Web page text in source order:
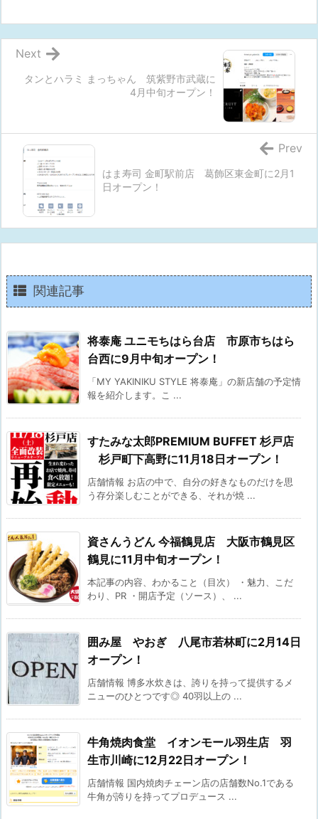
タンとハラミ まっちゃん 筑紫野市武蔵に
4月中旬オープン！
Next
はま寿司 金町駅前店 葛飾区東金町に2月1
日オープン！
Prev
関連記事
将泰庵 ユニモちはら台店 市原市ちはら
台西に9月中旬オープン！
「MY YAKINIKU STYLE 将泰庵」の新店舗の予定情
報を紹介します。こ ...
すたみな太郎PREMIUM BUFFET 杉戸店
杉戸町下高野に11月18日オープン！
店舗情報 お店の中で、自分の好きなものだけを思
う存分楽しむことができる、それが焼 ...
資さんうどん 今福鶴見店 大阪市鶴見区
鶴見に11月中旬オープン！
本記事の内容、わかること（目次） ・魅力、こだ
わり、PR ・開店予定（ソース）、 ...
囲み屋 やおぎ 八尾市若林町に2月14日
オープン！
店舗情報 博多水炊きは、誇りを持って提供するメ
ニューのひとつです◎ 40羽以上の ...
牛角焼肉食堂 イオンモール羽生店 羽
生市川崎に12月22日オープン！
店舗情報 国内焼肉チェーン店の店舗数No.1である
牛角が誇りを持ってプロデュース ...